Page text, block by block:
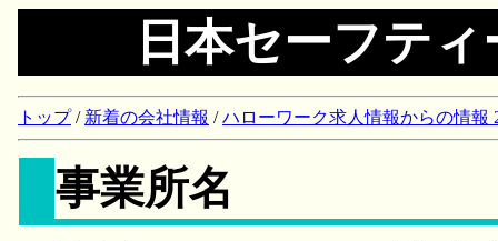
日本セーフテ
トップ/ 新着の会社情報 /ハローワーク求人情報からの情報
事業所名